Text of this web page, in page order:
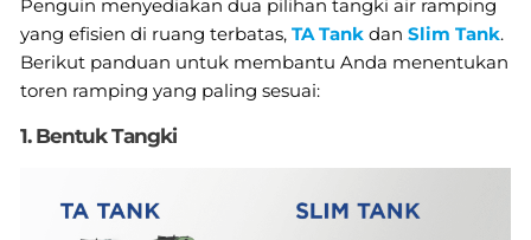
Penguin menyediakan dua pilihan tangki air ramping
yang efisien di ruang terbatas, TA Tank dan Slim Tank.
Berikut panduan untuk membantu Anda menentukan
toren ramping yang paling sesuai:
1. Bentuk Tangki